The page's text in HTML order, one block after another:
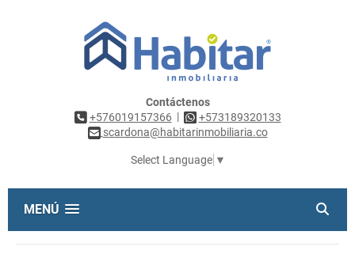
Contáctenos
+576019157366 |
+573189320133
scardona@habitarinmobiliaria.co
Select Language ▼
MENÚ